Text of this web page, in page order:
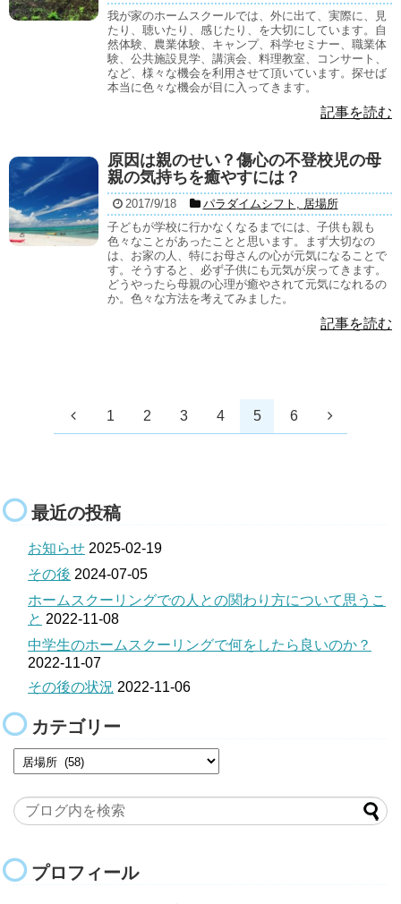
我が家のホームスクールでは、外に出て、実際に、見
たり、聴いたり、感じたり、を大切にしています。自
然体験、農業体験、キャンプ、科学セミナー、職業体
験、公共施設見学、講演会、料理教室、コンサート、
など、様々な機会を利用させて頂いています。探せば
本当に色々な機会が目に入ってきます。
記事を読む
原因は親のせい？傷心の不登校児の母
親の気持ちを癒やすには？
2017/9/18 パラダイムシフト , 居場所
子どもが学校に行かなくなるまでには、子供も親も
色々なことがあったことと思います。まず大切なの
は、お家の人、特にお母さんの心が元気になることで
す。そうすると、必ず子供にも元気が戻ってきます。
どうやったら母親の心理が癒やされて元気になれるの
か。色々な方法を考えてみました。
記事を読む
1 2 3 4 5 6
最近の投稿
お知らせ 2025-02-19
その後 2024-07-05
ホームスクーリングでの人との関わり方について思うこ
と 2022-11-08
中学生のホームスクーリングで何をしたら良いのか？
2022-11-07
その後の状況 2022-11-06
カテゴリー
プロフィール